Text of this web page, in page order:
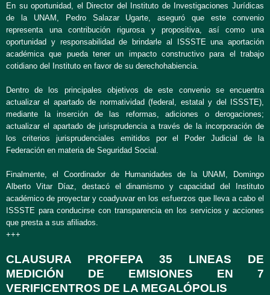
En su oportunidad, el Director del Instituto de Investigaciones Jurídicas
de la UNAM, Pedro Salazar Ugarte, aseguró que este convenio
representa una contribución rigurosa y propositiva, así como una
oportunidad y responsabilidad de brindarle al ISSSTE una aportación
académica que pueda tener un impacto constructivo para el trabajo
cotidiano del Instituto en favor de su derechohabiencia.
Dentro de los principales objetivos de este convenio se encuentra
actualizar el apartado de normatividad (federal, estatal y del ISSSTE),
mediante la inserción de las reformas, adiciones o derogaciones;
actualizar el apartado de jurisprudencia a través de la incorporación de
los criterios jurisprudenciales emitidos por el Poder Judicial de la
Federación en materia de Seguridad Social.
Finalmente, el Coordinador de Humanidades de la UNAM, Domingo
Alberto Vitar Díaz, destacó el dinamismo y capacidad del Instituto
académico de proyectar y coadyuvar en los esfuerzos que lleva a cabo el
ISSSTE para conducirse con transparencia en los servicios y acciones
que presta a sus afiliados.
+++
CLAUSURA PROFEPA 35 LINEAS DE
MEDICIÓN DE EMISIONES EN 7
VERIFICENTROS DE LA MEGALÓPOLIS